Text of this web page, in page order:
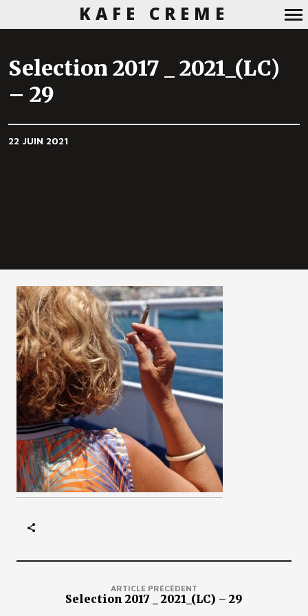
principale
KAFE CREME
Selection 2017 _ 2021_(LC)
– 29
22 JUIN 2021
ARTICLE PRÉCÉDENT
Selection 2017 _ 2021_(LC) – 29